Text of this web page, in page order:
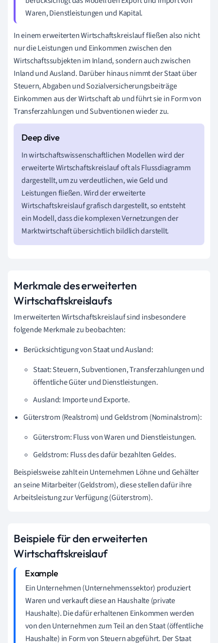
Waren, Dienstleistungen und Kapital.
In einem erweiterten Wirtschaftskreislauf fließen also nicht
nur die Leistungen und Einkommen zwischen den
Wirtschaftssubjekten im Inland, sondern auch zwischen
Inland und Ausland. Darüber hinaus nimmt der Staat über
Steuern, Abgaben und Sozialversicherungsbeiträge
Einkommen aus der Wirtschaft ab und führt sie in Form von
Transferzahlungen und Subventionen wieder zu.
In wirtschaftswissenschaftlichen Modellen wird der
erweiterte Wirtschaftskreislauf oft als Flussdiagramm
dargestellt, um zu verdeutlichen, wie Geld und
Leistungen fließen. Wird der erweiterte
Wirtschaftskreislauf grafisch dargestellt, so entsteht
ein Modell, dass die komplexen Vernetzungen der
Marktwirtschaft übersichtlich bildlich darstellt.
Merkmale des erweiterten
Wirtschaftskreislaufs
Im erweiterten Wirtschaftskreislauf sind insbesondere
folgende Merkmale zu beobachten:
Berücksichtigung von Staat und Ausland:
Staat: Steuern, Subventionen, Transferzahlungen und
öffentliche Güter und Dienstleistungen.
Ausland: Importe und Exporte.
Güterstrom (Realstrom) und Geldstrom (Nominalstrom):
Güterstrom: Fluss von Waren und Dienstleistungen.
Geldstrom: Fluss des dafür bezahlten Geldes.
Beispielsweise zahlt ein Unternehmen Löhne und Gehälter
an seine Mitarbeiter (Geldstrom), diese stellen dafür ihre
Arbeitsleistung zur Verfügung (Güterstrom).
Beispiele für den erweiterten
Wirtschaftskreislauf
Ein Unternehmen (Unternehmenssektor) produziert
Waren und verkauft diese an Haushalte (private
Haushalte). Die dafür erhaltenen Einkommen werden
von den Unternehmen zum Teil an den Staat (öffentliche
Haushalte) in Form von Steuern abgeführt. Der Staat